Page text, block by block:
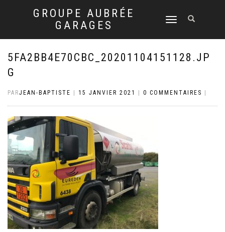
GROUPE AUBRÉE
GARAGES
DÉPLIER
NAVIGATION
5FA2BB4E70CBC_20201104151128.JP
G
PARJEAN-BAPTISTE 15 JANVIER 2021 0 COMMENTAIRES